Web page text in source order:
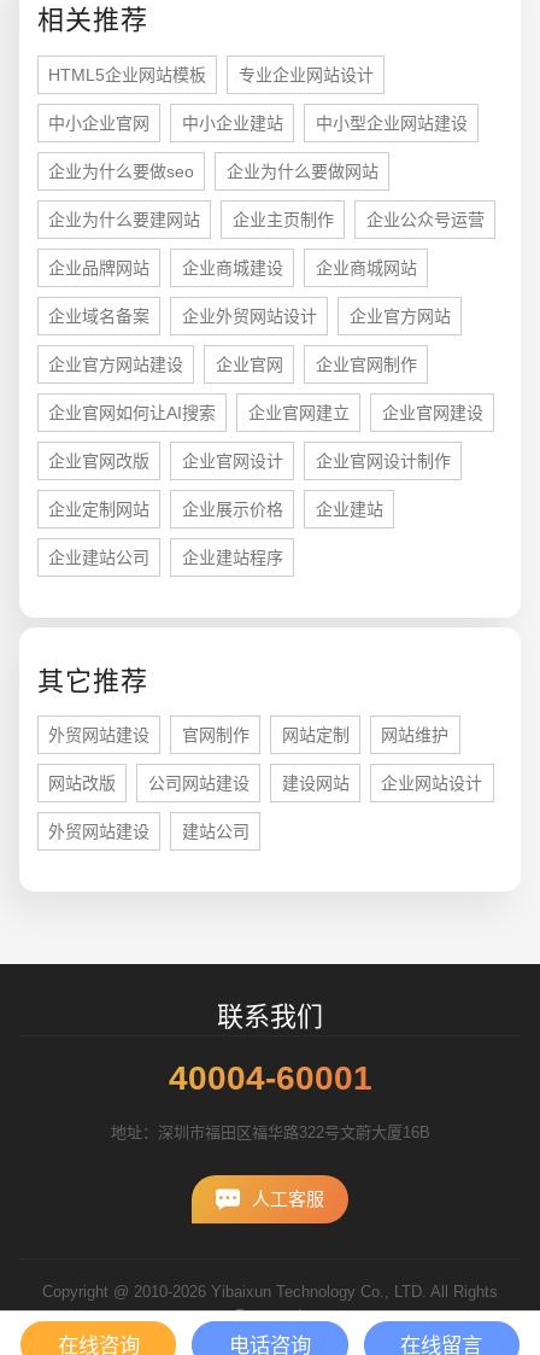
相关推荐
HTML5企业网站模板 专业企业网站设计
中小企业官网 中小企业建站 中小型企业网站建设
企业为什么要做seo 企业为什么要做网站
企业为什么要建网站 企业主页制作 企业公众号运营
企业品牌网站 企业商城建设 企业商城网站
企业域名备案 企业外贸网站设计 企业官方网站
企业官方网站建设 企业官网 企业官网制作
企业官网如何让AI搜索 企业官网建立 企业官网建设
企业官网改版 企业官网设计 企业官网设计制作
企业定制网站 企业展示价格 企业建站
企业建站公司 企业建站程序
其它推荐
外贸网站建设 官网制作 网站定制 网站维护
网站改版 公司网站建设 建设网站 企业网站设计
外贸网站建设 建站公司
联系我们
40004-60001
地址：深圳市福田区福华路322号文蔚大厦16B
人工客服
Copyright @ 2010-2026 Yibaixun Technology Co., LTD. All Rights
Reserved.
粤ICP备10056793号
您的预算 1万-3万
招标项目
在线咨询 电话咨询 在线留言